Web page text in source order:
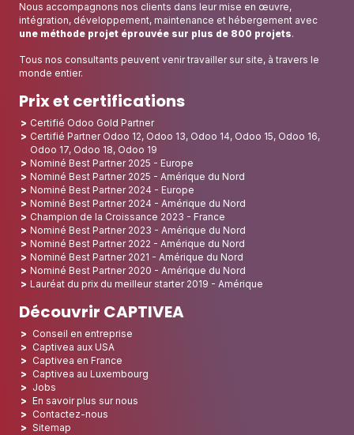
Nous accompagnons nos clients dans leur mise en œuvre,
intégration, développement, maintenance et hébergement avec
une méthode projet éprouvée sur plus de 800 projets.
Tous nos consultants peuvent venir travailler sur site, à travers le
monde entier.
Prix et certifications
Certifié Odoo Gold Partner
Certifié Partner Odoo 12, Odoo 13, Odoo 14, Odoo 15, Odoo 16,
Odoo 17, Odoo 18, Odoo 19
Nominé Best Partner 2025 - Europe
Nominé Best Partner 2025 - Amérique du Nord
Nominé Best Partner 2024 - Europe
Nominé Best Partner 2024 - Amérique du Nord
Champion de la Croissance 2023 - France
Nominé Best Partner 2023 - Amérique du Nord
Nominé Best Partner 2022 - Amérique du Nord
Nominé Best Partner 2021 - Amérique du Nord
Nominé Best Partner 2020 - Amérique du Nord
Lauréat du prix du meilleur starter 2019 - Amérique
Découvrir CAPTIVEA
Conseil en entreprise
Captivea aux USA
Captivea en France
Captivea au Luxembourg
Jobs
En savoir plus sur nous
Contactez-nous
Sitemap